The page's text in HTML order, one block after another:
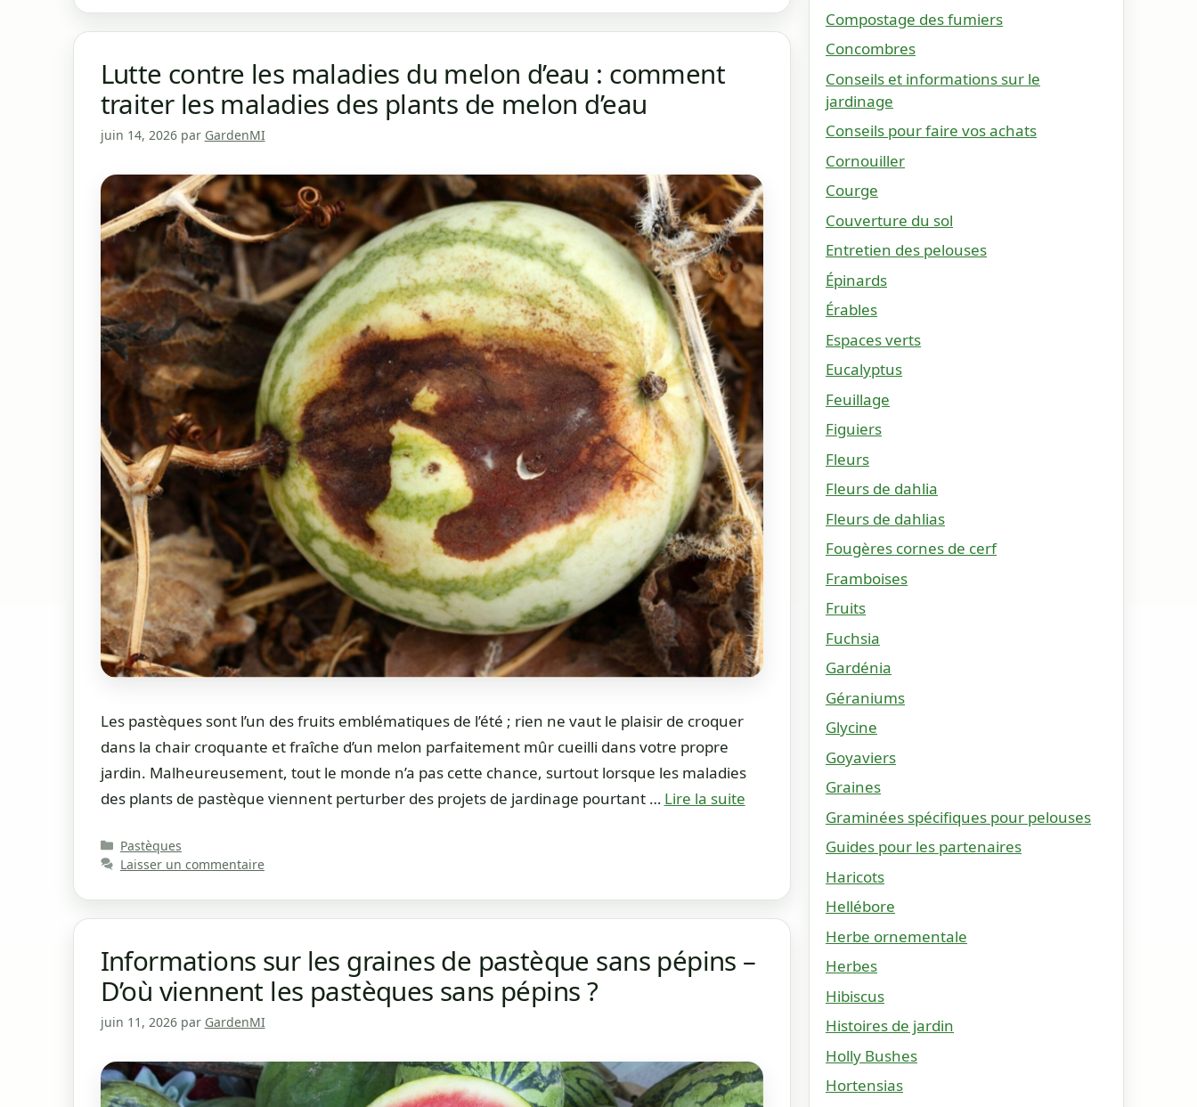
Lutte contre les maladies du melon d’eau : comment
traiter les maladies des plants de melon d’eau
juin 14, 2026 par GardenMI
Les pastèques sont l’un des fruits emblématiques de l’été ; rien ne vaut le plaisir de croquer
dans la chair croquante et fraîche d’un melon parfaitement mûr cueilli dans votre propre
jardin. Malheureusement, tout le monde n’a pas cette chance, surtout lorsque les maladies
des plants de pastèque viennent perturber des projets de jardinage pourtant … Lire la suite
Catégories
Pastèques
Laisser un commentaire
Informations sur les graines de pastèque sans pépins –
D’où viennent les pastèques sans pépins ?
juin 11, 2026 par GardenMI
Compostage des fumiers
Concombres
Conseils et informations sur le
jardinage
Conseils pour faire vos achats
Cornouiller
Courge
Couverture du sol
Entretien des pelouses
Épinards
Érables
Espaces verts
Eucalyptus
Feuillage
Figuiers
Fleurs
Fleurs de dahlia
Fleurs de dahlias
Fougères cornes de cerf
Framboises
Fruits
Fuchsia
Gardénia
Géraniums
Glycine
Goyaviers
Graines
Graminées spécifiques pour pelouses
Guides pour les partenaires
Haricots
Hellébore
Herbe ornementale
Herbes
Hibiscus
Histoires de jardin
Holly Bushes
Hortensias